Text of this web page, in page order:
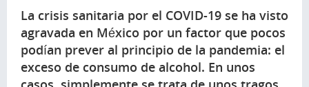
La crisis sanitaria por el COVID-19 se ha visto
agravada en México por un factor que pocos
podían prever al principio de la pandemia: el
exceso de consumo de alcohol. En unos